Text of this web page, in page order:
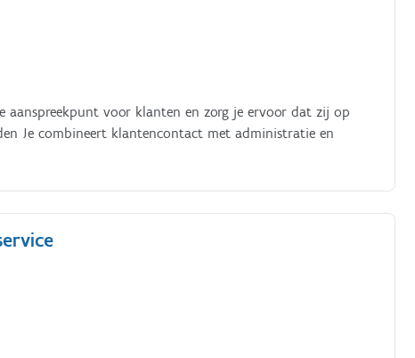
aanspreekpunt voor klanten en zorg je ervoor dat zij op
Je combineert klantencontact met administratie en